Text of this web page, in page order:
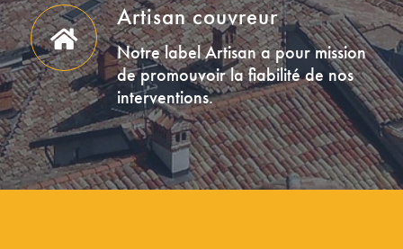
Artisan couvreur
Notre label Artisan a pour mission
de promouvoir la fiabilité de nos
interventions.